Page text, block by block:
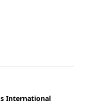
International